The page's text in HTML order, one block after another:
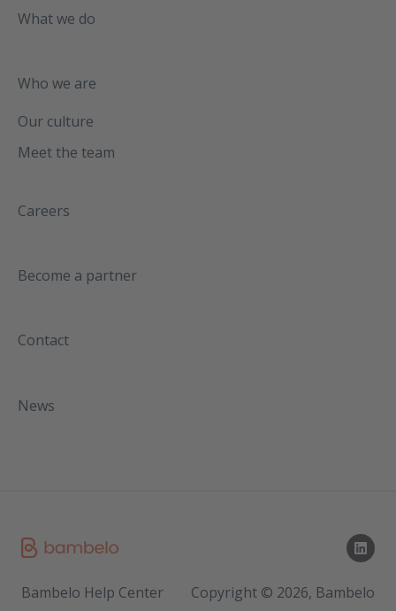
What we do
Who we are
Our culture
Meet the team
Careers
Become a partner
Contact
News
Bambelo Help Center Copyright © 2026, Bambelo